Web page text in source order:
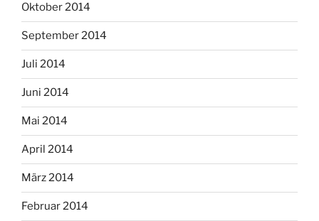
Oktober 2014
September 2014
Juli 2014
Juni 2014
Mai 2014
April 2014
März 2014
Februar 2014